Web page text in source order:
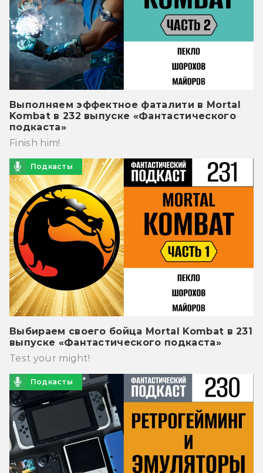
Выполняем эффектное фаталити в Mortal
Kombat в 232 выпуске «Фантастического
подкаста»
Finish him!
Подкасты
Выбираем своего бойца Mortal Kombat в 231
выпуске «Фантастического подкаста»
Test your might!
Подкасты